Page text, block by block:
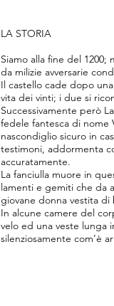
LA STORIA
Siamo alla fine del
da milizie avversarie
Il castello cade dopo
vita dei vinti; i due si
Successivamente però
fedele fantesca di
nascondiglio sicuro in
testimoni, addormenta
accuratamente.
La fanciulla muore in
lamenti e gemiti che da
giovane donna vestita
In alcune camere del
velo ed una veste lunga
silenziosamente com’è